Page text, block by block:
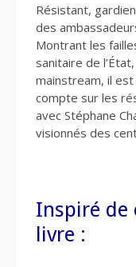
Résistant,
des
Montrant les
sanitaire de
mainstream, il
compte sur les
avec Stéphane
visionnés des
Inspiré de
livre :